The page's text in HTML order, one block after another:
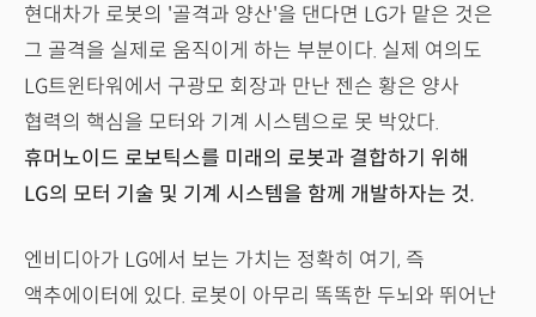
현대차가 로봇의 '골격과 양산'을 댄다면 LG가 맡은 것은
그 골격을 실제로 움직이게 하는 부분이다. 실제 여의도
LG트윈타워에서 구광모 회장과 만난 젠슨 황은 양사
협력의 핵심을 모터와 기계 시스템으로 못 박았다.
휴머노이드 로보틱스를 미래의 로봇과 결합하기 위해
LG의 모터 기술 및 기계 시스템을 함께 개발하자는 것.
엔비디아가 LG에서 보는 가치는 정확히 여기, 즉
액추에이터에 있다. 로봇이 아무리 똑똑한 두뇌와 뛰어난